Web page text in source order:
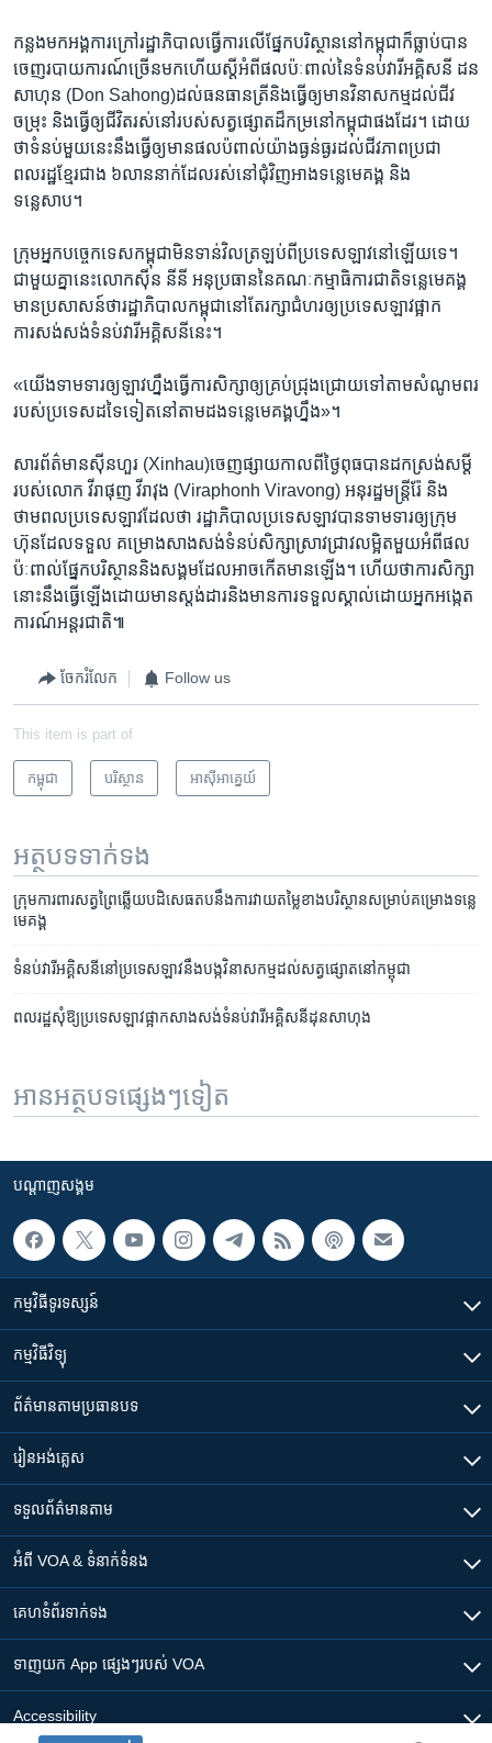
កន្លងមក​អង្គការ​ក្រៅរដ្ឋាភិបាល​ធ្វើការ​លើ​ផ្នែក​បរិស្ថាន​នៅ​កម្ពុជា​ក៏​ធ្លាប់​បាន
ចេញ​របាយការណ៍​ច្រើន​មក​ហើយ​ស្តីអំពី​ផល​ប៉ៈ​ពាល់​នៃ​ទំនប់​វា​រី​អគ្គិសនី ​ដន​
សា​ហុន (Don Sahong)​ដល់​ធនធាន​ត្រី​និង​ធ្វើ​ឲ្យ​មាន​វិនាសកម្ម​ដល់​ជីវ
ចម្រុះ​ និង​ធ្វើ​ឲ្យ​ជីវិត​រស់នៅ​របស់​សត្វ​ផ្សោត​ដ៏​កម្រ​នៅ​កម្ពុជា​ផង​ដែរ។ ដោយ​
ថា​ទំនប់​មួយ​នេះ​នឹងធ្វើ​ឲ្យ​មាន​ផល​ប៉​ពាល់​យ៉ាង​ធ្ងន់ធ្ងរ​ដល់​ជីវភាព​ប្រជា
ពលរដ្ឋ​ខ្មែរ​ជាង ៦លាន​នាក់​ដែល​រស់នៅ​ជុំវិញ​អាង​ទន្លេមេគង្គ ​និង​
ទន្លេសាប។
ក្រុម​អ្នកបច្ចេកទេស​កម្ពុជា​មិនទាន់​វិលត្រឡប់​ពី​ប្រទេស​ឡាវ​នៅឡើយ​ទេ។
ជាមួយគ្នា​នេះ​លោក​ស៊ីន នី​នី ​អនុប្រធាន​នៃ​គណៈកម្មាធិការជាតិ​ទន្លេ​មេគង្គ​
មានប្រសាសន៍ថា​រដ្ឋាភិបាល​កម្ពុជា​នៅតែ​រក្សា​ជំហរ​ឲ្យ​ប្រទេស​ឡាវ​ផ្អាក​
ការសង់​សង់​ទំនប់​វារី​អគ្គិសនី​នេះ។
«យើង​ទាមទារ​ឲ្យ​ឡាវ​ហ្នឹង​ធ្វើការ​សិក្សា​ឲ្យ​គ្រប់​ជ្រុងជ្រោយ​ទៅតាម​សំណូមពរ​
របស់​ប្រទេស​ដទៃ​ទៀត​នៅតាម​ដង​ទន្លេមេគង្គ​ហ្នឹង»។
សារព័ត៌​មាន​ស៊ីន​ហួរ ​(Xinhau)​ចេញ​ផ្សាយ​កាលពី​ថ្ងៃ​ពុធ​បាន​ដកស្រង់​សម្តី​
របស់លោក​ វី​រា​ផុ​ញ វី​រា​វុង​ (​Viraphonh ​Viravong)​ អនុ​រដ្ឋមន្ត្រី​រ៉ែ ​និង​
ថាមពល​ប្រទេស​ឡាវ​ដែល​ថា រ​ដ្ឋាភិបាល​ប្រទេស​ឡាវ​បាន​ទាមទារ​ឲ្យ​ក្រុម
ហ៊ុន​ដែល​ទទួល ​គម្រោង​សាងសង់​ទំនប់​សិក្សាស្រាវជ្រាវ​លម្អិត​មួយ​អំពី​ផល​
ប៉ៈ​ពាល់​ផ្នែក​បរិស្ថាន​និង​សង្គម​ដែល​អាច​កើត​មាន​ឡើង។​ ហើយ​ថា​ការ​សិក្សា​
នោះ​នឹង​ធ្វើឡើង​ដោយ​មាន​ស្តង់ដារ​និង​មាន​ការ​ទទួល​ស្គាល់​ដោយ​អ្នក​អ​ង្កេ​ត​
ការណ៍​អន្តរជាតិ៕
ចែករំលែក Follow us
This item is part of
កម្ពុជា បរិស្ថាន អាស៊ី​អាគ្នេយ៍
អត្ថបទ​ទាក់ទង
ក្រុម​ការពារ​សត្វព្រៃ​ឆ្លើយ​បដិសេធ​តប​នឹង​ការ​វាយ​តម្លៃ​ខាង​បរិស្ថាន​សម្រាប់​គម្រោង​ទន្លេ​
មេគង្គ
ទំនប់​វារី​អគ្គិសនី​នៅ​ប្រទេស​ឡាវ​នឹង​បង្ក​វិនាសកម្ម​ដល់​​​សត្វ​ផ្សោត​នៅ​កម្ពុជា
ពលរដ្ឋ​សុំ​ឱ្យ​ប្រទេស​ឡាវ​ផ្អាក​សាងសង់​ទំនប់​វារី​អគ្គិសនី​ដុន​សាហុង
អានអត្ថបទផ្សេងៗទៀត
បណ្តាញ​សង្គម
កម្មវិធី​ទូរទស្សន៍
កម្មវិធី​វិទ្យុ
ព័ត៌មាន​តាមប្រធានបទ​
រៀន​​អង់គ្លេស
ទទួល​ព័ត៌មាន​តាម
អំពី​ VOA & ទំនាក់ទំនង
គេហទំព័រ​​ទាក់ទង
ទាញយក​ App ផ្សេងៗ​របស់​ VOA
Accessibility